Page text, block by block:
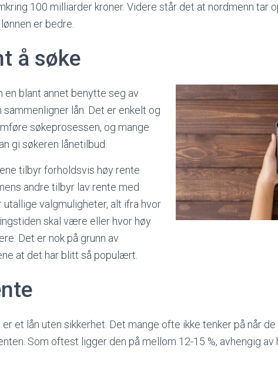
100 milliarder kroner. Videre står det at nordmenn tar
er bedre.
å søke
en blant annet benytte seg av
lån. Det er enkelt og
søkeprosessen, og mange
gi søkeren lånetilbud.
tilbyr forholdsvis høy rente
andre tilbyr lav rente med
utallige valgmuligheter, alt ifra hvor
skal være eller hvor høy
Det er nok på grunn av
at det har blitt så populært.
er et lån uten sikkerhet. Det mange ofte ikke tenker på når
Som oftest ligger den på mellom 12-15 %, avhengig av